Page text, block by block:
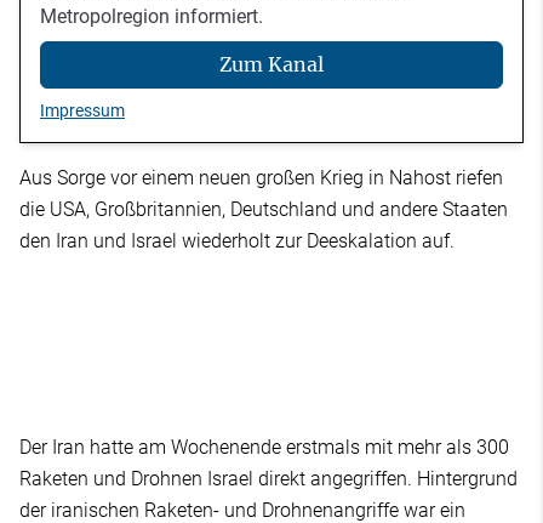
Metropolregion informiert.
Zum Kanal
Impressum
Aus Sorge vor einem neuen großen Krieg in Nahost riefen
die USA, Großbritannien, Deutschland und andere Staaten
den Iran und Israel wiederholt zur Deeskalation auf.
Der Iran hatte am Wochenende erstmals mit mehr als 300
Raketen und Drohnen Israel direkt angegriffen. Hintergrund
der iranischen Raketen- und Drohnenangriffe war ein